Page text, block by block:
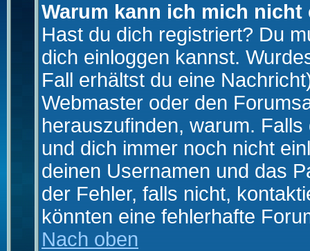
Warum kann ich mich nicht
Hast du dich registriert? Du
dich einloggen kannst.
Fall erhältst du eine
Webmaster oder den
herauszufinden, warum.
und dich immer noch nicht
deinen Usernamen und das
der Fehler, falls nicht,
könnten eine fehlerhafte
Nach oben